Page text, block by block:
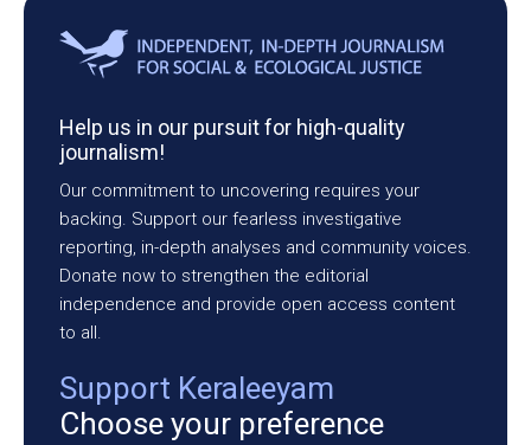
Help us in our pursuit for high-quality
journalism!
Our commitment to uncovering requires your
backing. Support our fearless investigative
reporting, in-depth analyses and community voices.
Donate now to strengthen the editorial
independence and provide open access content
to all.
Support Keraleeyam
Choose your preference